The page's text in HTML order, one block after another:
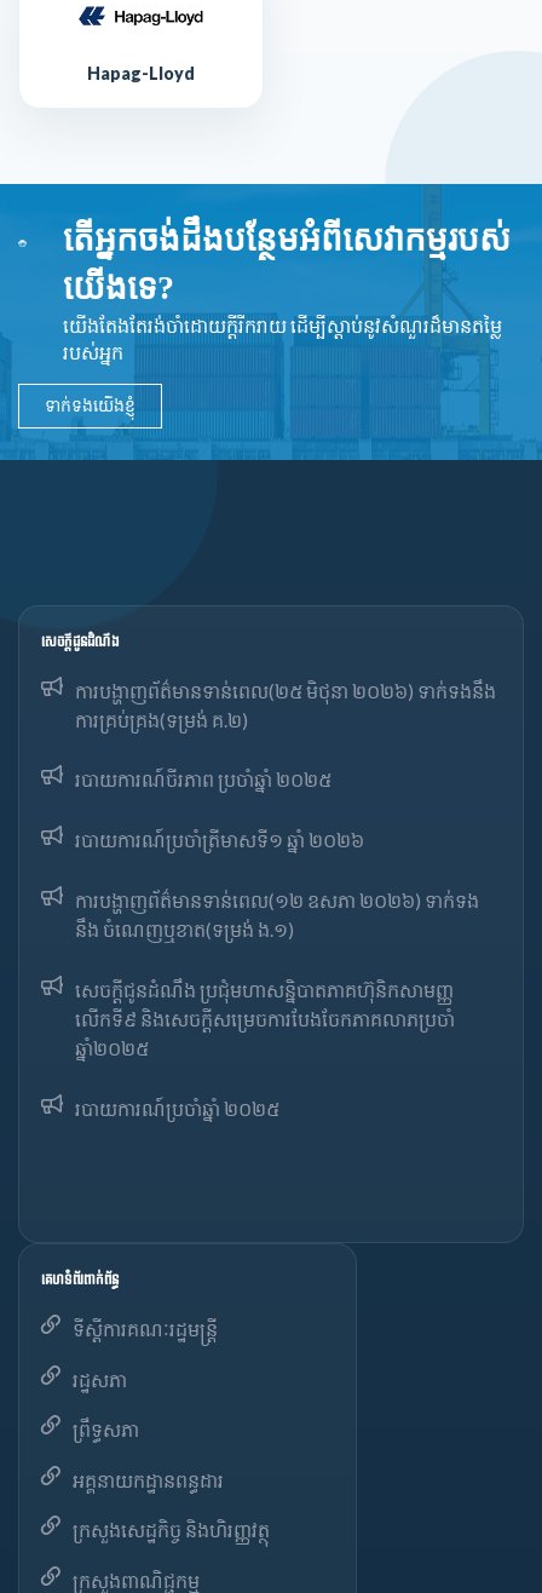
Hapag-Lloyd
តើអ្នកចង់ដឹងបន្ថែមអំពីសេវាកម្មរបស់
យើងទេ?
យើងតែងតែរង់ចាំដោយក្ដីរីករាយ ដើម្បីស្តាប់នូវ​សំណួរដ៏​មានតម្លៃ
របស់អ្នក
ទាក់ទងយើងខ្ញុំ
សេចក្ដីជូនដំណឹង
ការបង្ហាញព័ត៌មានទាន់ពេល(២៥ មិថុនា ២០២៦) ទាក់ទងនឹង
ការគ្រប់គ្រង(ទម្រង់ គ.២)
របាយការណ៍ចីរភាព ប្រចាំឆ្នាំ ២០២៥
របាយការណ៍​​ប្រចាំ​ត្រីមាសទី១ ឆ្នាំ ២០២៦
ការបង្ហាញព័ត៌មានទាន់ពេល(១២ ឧសភា ២០២៦) ទាក់ទង
នឹង ចំណេញឬខាត(ទម្រង់ ង.១)
សេចក្តីជូនដំណឹង ប្រជុំមហាសន្និបាតភាគហ៊ុនិកសាមញ្ញ
លើកទី៩ និងសេចក្តីសម្រេចការបែងចែកភាគលាភប្រចាំ
ឆ្នាំ២០២៥​
របាយការណ៍​​ប្រចាំ​ឆ្នាំ ២០២៥
គេហទំព័រពាក់ព័ន្ធ
ទីស្តីការគណៈរដ្ឋមន្ត្រី
រដ្ឋសភា
ព្រឹទ្ធសភា
អគ្គនាយកដ្ឋានពន្ធដារ
ក្រសួងសេដ្ឋកិច្ច និងហិរញ្ញវត្ថុ
ក្រសួងពាណិជ្ជកម្ម